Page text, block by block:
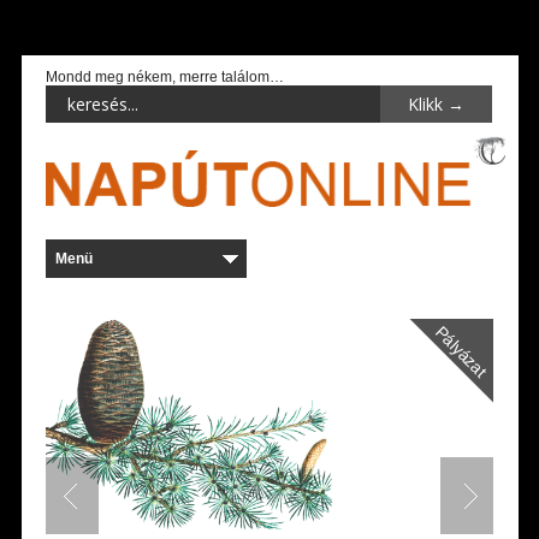
Mondd meg nékem, merre találom…
Pályázat